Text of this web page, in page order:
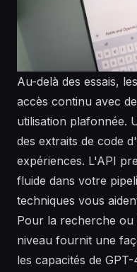
Au-delà des essais,
accès continu avec
utilisation plafonnée.
des extraits de code
expériences. L'API
fluide dans votre
techniques vous
Pour la recherche ou
niveau fournit une
les capacités de